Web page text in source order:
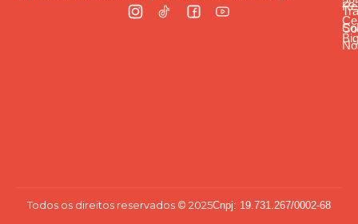
Todos os direitos reservados © 2025Cnpj: 19.731.267/0002-68